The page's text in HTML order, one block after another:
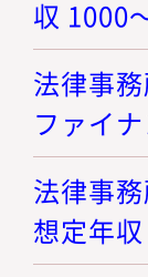
収 1000
法律事
ファイ
法律事
想定年